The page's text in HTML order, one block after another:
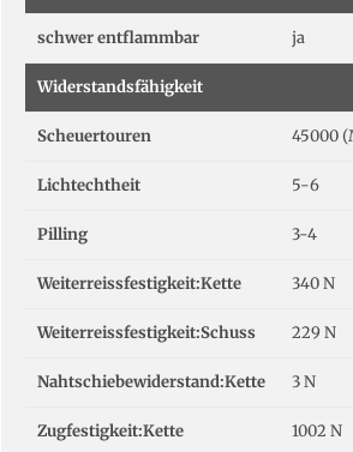
schwer entflammbar ja
Widerstandsfähigkeit
Scheuertouren 45000
Lichtechtheit 5-6
Pilling 3-4
Weiterreissfestigkeit:Kette 340 N
Weiterreissfestigkeit:Schuss 229 N
Nahtschiebewiderstand:Kette 3 N
Zugfestigkeit:Kette 1002 N